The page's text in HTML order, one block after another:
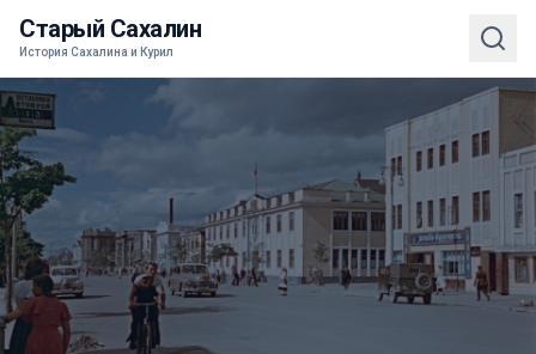
Старый Сахалин
История Сахалина и Курил